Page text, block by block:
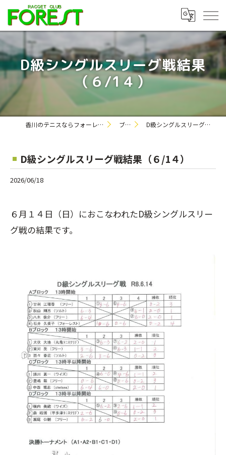
D級シングルスリーグ戦結果
（６/1４）
香川のテニスならフォーレストテニスクラブ ブログ D級シングルスリーグ戦結果（６/1４）
D級シングルスリーグ戦結果（６/1４）
2026/06/18
６月１４日（日）におこなわれたD級シングルスリー
グ戦の結果です。